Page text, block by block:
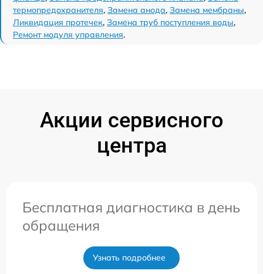
термопредохранителя, Замена анода, Замена мембраны,
Ликвидация протечек, Замена труб поступления воды,
Ремонт модуля управления.
Акции сервисного
центра
Бесплатная диагностика в день
обращения
Узнать подробнее